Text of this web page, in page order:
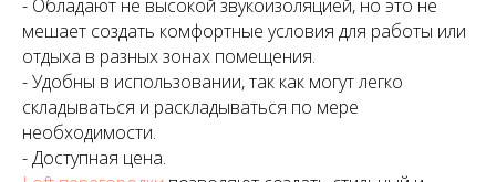
- Обладают не высокой звукоизоляцией, но это не
мешает создать комфортные условия для работы или
отдыха в разных зонах помещения.
- Удобны в использовании, так как могут легко
складываться и раскладываться по мере
необходимости.
- Доступная цена.